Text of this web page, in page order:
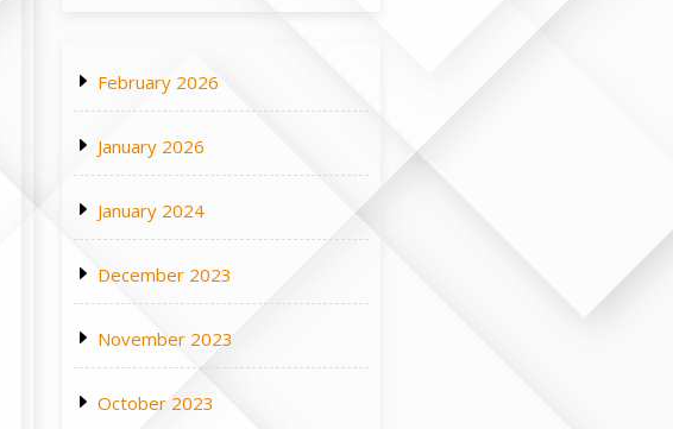
February 2026
January 2026
January 2024
December 2023
November 2023
October 2023